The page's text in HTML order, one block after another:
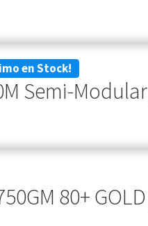
en Stock!
Semi-
80+